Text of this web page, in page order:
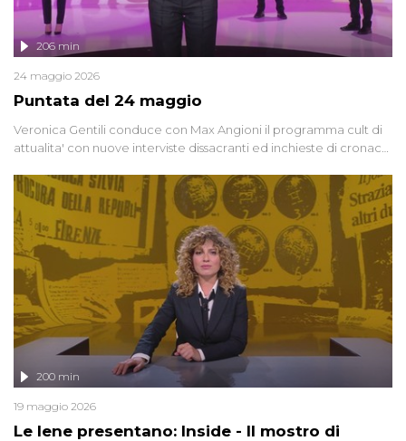
Puntata del 24 maggio
206 min
24 maggio 2026
Veronica Gentili conduce con Max Angioni il programma cult di
attualita' con nuove interviste dissacranti ed inchieste di cronaca
Le Iene presentano: Inside - Il mostro di
200 min
19 maggio 2026